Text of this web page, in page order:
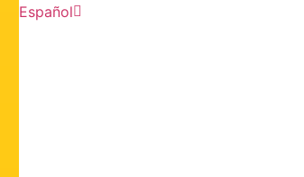
Español